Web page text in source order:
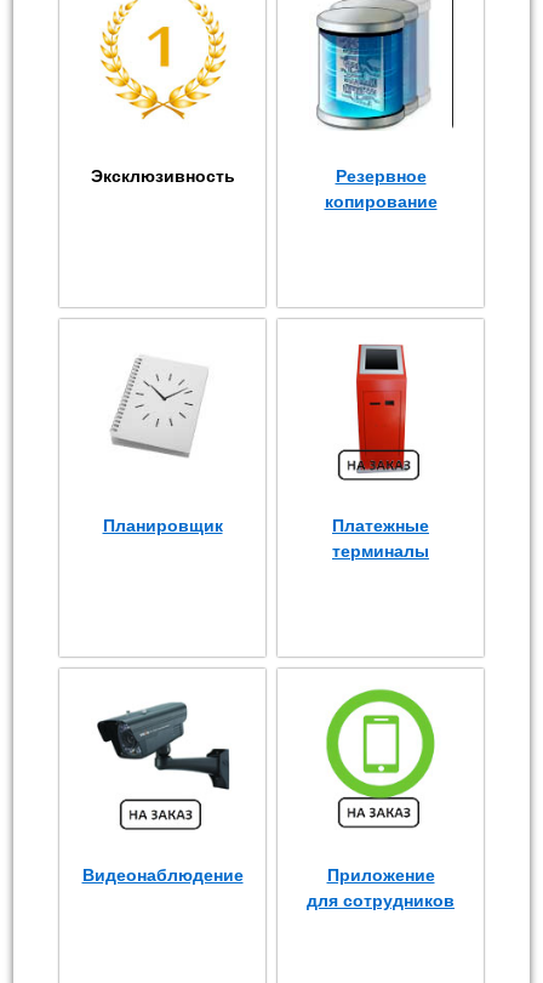
Эксклюзивность
Резервное
копирование
Планировщик
Платежные
терминалы
Видеонаблюдение
Приложение
для сотрудников